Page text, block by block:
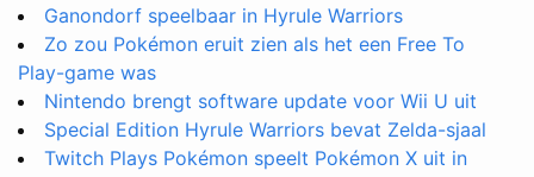
Ganondorf speelbaar in Hyrule Warriors
Zo zou Pokémon eruit zien als het een Free To
Play-game was
Nintendo brengt software update voor Wii U uit
Special Edition Hyrule Warriors bevat Zelda-sjaal
Twitch Plays Pokémon speelt Pokémon X uit in